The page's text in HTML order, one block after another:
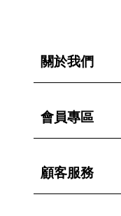
關於我們
會員專區
顧客服務